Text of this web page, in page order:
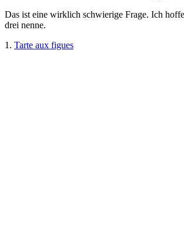
Das ist eine wirklich schwierige Frage. Ich
drei nenne.
1. Tarte aux figues